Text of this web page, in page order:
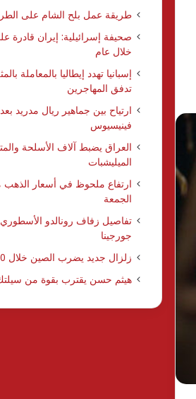
طريقة عمل بلح الشام على
صحيفة إسرائيلية: إيران قادرة
خلال عام
إسبانيا تهدد إيطاليا بالمعاملة
تدفق المهاجرين
ارتياح بين جماهير ريال مدريد بعد
فينيسيوس
العراق يضبط آلاف الأسلحة
الميليشبات
ارتفاع ملحوظ في أسعار الذهب
الجمعة
تفاصيل زفاف رونالدو
جورجينا
زلزال جديد يضرب الصين خلال 10 أيام
هيثم حسن يقترب بقوة من